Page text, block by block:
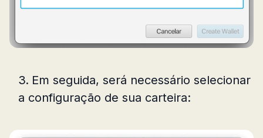
Em seguida, será necessário selecionar
a configuração de sua carteira: